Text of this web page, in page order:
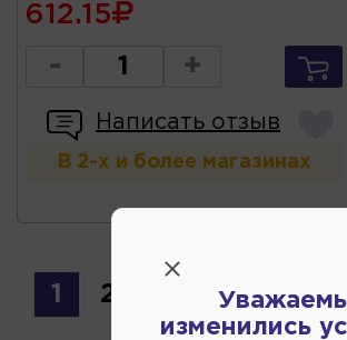
612.15
- +
Написать отзыв
В 2-х и более магазинах
1 2 4 5 6
изменились